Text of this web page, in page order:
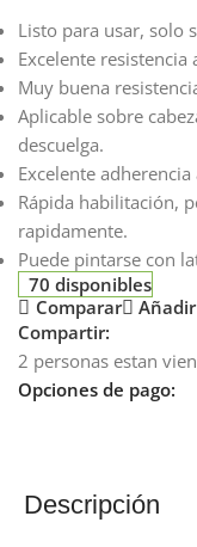
Listo para usar, solo
Excelente
Muy buena
Aplicable sobre
descuelga.
Excelente
Rápida habilitación,
rapidamente.
Puede pintarse con
70 disponibles
Comparar
Compartir:
2 personas estan
Opciones de pago:
Descripción